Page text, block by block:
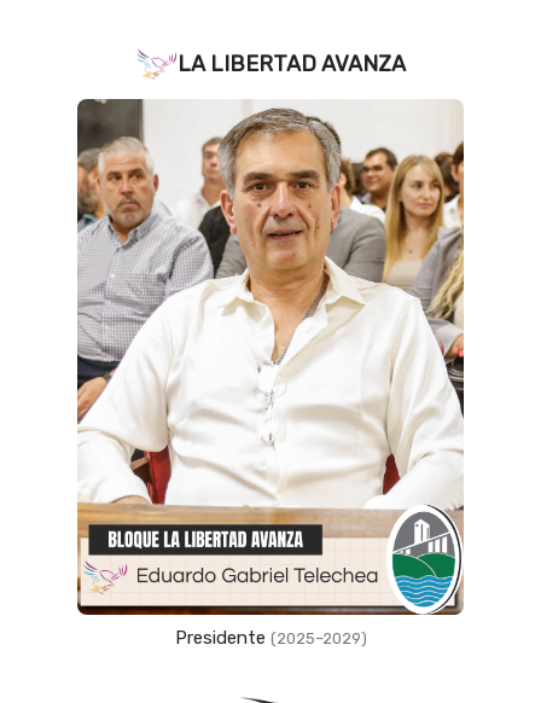
LA LIBERTAD AVANZA
Presidente (2025–2029)